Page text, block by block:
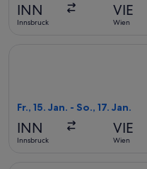
INN
Innsbruck
VIE
Wien
Fr., 15. Jan. - So., 17. Jan.
INN
Innsbruck
VIE
Wien